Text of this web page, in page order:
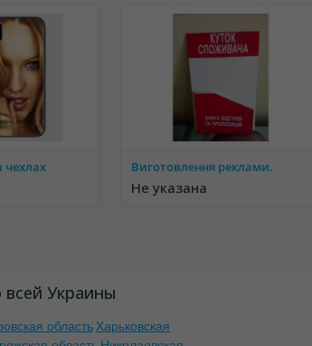
чехлах Виготовлення реклами.
Не указана
Украины
область Харьковская